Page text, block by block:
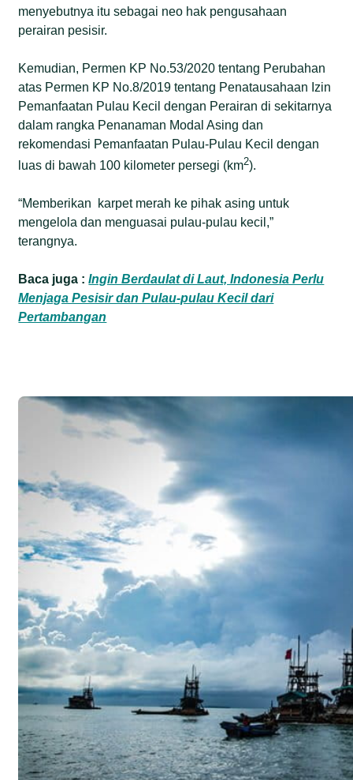
menyebutnya itu sebagai neo hak pengusahaan
perairan pesisir.
Kemudian, Permen KP No.53/2020 tentang Perubahan
atas Permen KP No.8/2019 tentang Penatausahaan Izin
Pemanfaatan Pulau Kecil dengan Perairan di sekitarnya
dalam rangka Penanaman Modal Asing dan
rekomendasi Pemanfaatan Pulau-Pulau Kecil dengan
luas di bawah 100 kilometer persegi (km2).
“Memberikan karpet merah ke pihak asing untuk
mengelola dan menguasai pulau-pulau kecil,”
terangnya.
Baca juga :Ingin Berdaulat di Laut, Indonesia Perlu
Menjaga Pesisir dan Pulau-pulau Kecil dari
Pertambangan